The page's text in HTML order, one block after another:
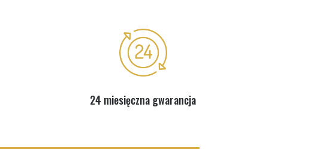
24 miesięczna gwarancja